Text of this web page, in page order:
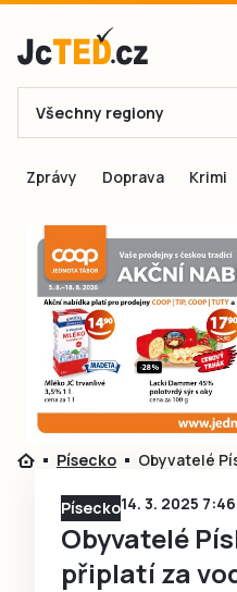
E-mail
Přihlásit
Ještě nemám
Všechny regiony
Zprávy Doprava Krimi
Písecko Obyvatelé
Písecko14. 3. 2025 7:46
Obyvatelé
připlatí za